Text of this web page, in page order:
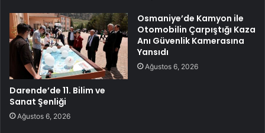
Darende’de 11. Bilim ve
Sanat Şenliği
Ağustos 6, 2026
Osmaniye’de Kamyon ile
Otomobilin Çarpıştığı Kaza
Anı Güvenlik Kamerasına
Yansıdı
Ağustos 6, 2026